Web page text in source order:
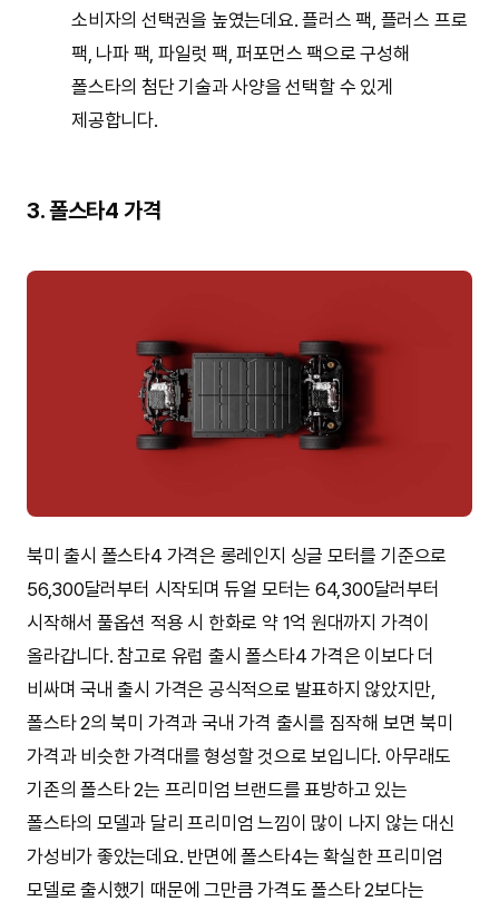
소비자의 선택권을 높였는데요. 플러스 팩, 플러스 프로
팩, 나파 팩, 파일럿 팩, 퍼포먼스 팩으로 구성해
폴스타의 첨단 기술과 사양을 선택할 수 있게
제공합니다.
3. 폴스타4 가격
북미 출시 폴스타4 가격은 롱레인지 싱글 모터를 기준으로
56,300달러부터 시작되며 듀얼 모터는 64,300달러부터
시작해서 풀옵션 적용 시 한화로 약 1억 원대까지 가격이
올라갑니다. 참고로 유럽 출시 폴스타4 가격은 이보다 더
비싸며 국내 출시 가격은 공식적으로 발표하지 않았지만,
폴스타 2의 북미 가격과 국내 가격 출시를 짐작해 보면 북미
가격과 비슷한 가격대를 형성할 것으로 보입니다. 아무래도
기존의 폴스타 2는 프리미엄 브랜드를 표방하고 있는
폴스타의 모델과 달리 프리미엄 느낌이 많이 나지 않는 대신
가성비가 좋았는데요. 반면에 폴스타4는 확실한 프리미엄
모델로 출시했기 때문에 그만큼 가격도 폴스타 2보다는